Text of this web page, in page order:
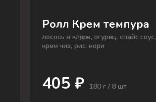
Ролл Крем темпура
лосось в кляре, огурец, спайс соус,
крем чиз, рис, нори
405 ₽ 180 г / 8 шт